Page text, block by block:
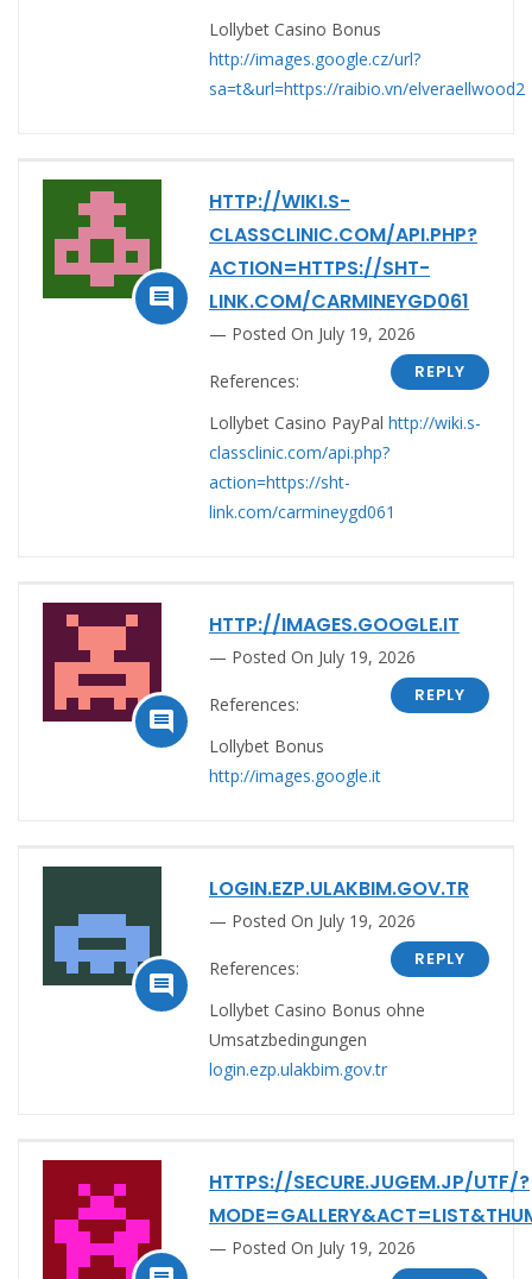
Lollybet Casino Bonus
http://images.google.cz/url?
sa=t&url=https://raibio.vn/elveraellwood2

HTTP://WIKI.S-
CLASSCLINIC.COM/API.PHP?
ACTION=HTTPS://SHT-
LINK.COM/CARMINEYGD061
Posted On July 19, 2026
REPLY
References:
Lollybet Casino PayPal http://wiki.s-
classclinic.com/api.php?
action=https://sht-
link.com/carmineygd061

HTTP://IMAGES.GOOGLE.IT
Posted On July 19, 2026
REPLY
References:
Lollybet Bonus
http://images.google.it

LOGIN.EZP.ULAKBIM.GOV.TR
Posted On July 19, 2026
REPLY
References:
Lollybet Casino Bonus ohne
Umsatzbedingungen
login.ezp.ulakbim.gov.tr
HTTPS://SECURE.JUGEM.JP/UTF/?
Posted On July 19, 2026